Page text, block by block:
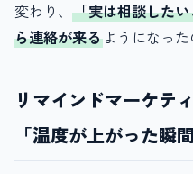
変わり、 「実は相談した
ら連絡が来る ようになった
リマインドマーケテ
「温度が上がった瞬